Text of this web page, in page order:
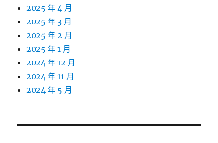
2025 年 4 月
2025 年 3 月
2025 年 2 月
2025 年 1 月
2024 年 12 月
2024 年 11 月
2024 年 5 月